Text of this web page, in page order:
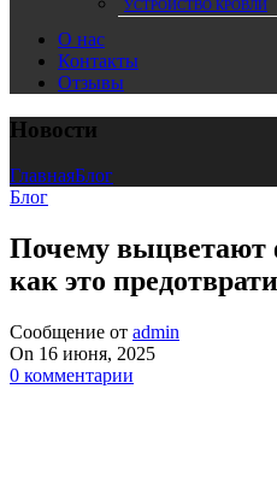
УСТРОЙСТВО КРОВЛИ
О нас
Контакты
Отзывы
Новости
ГлавнаяБлог
Блог
Почему выцветают
как это
Сообщение от admin
On 16 июня, 2025
0 комментарии